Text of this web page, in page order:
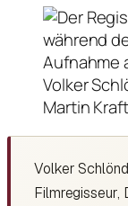
Volker
Martin
Volker
Filmregisseur,